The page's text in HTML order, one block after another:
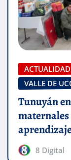
ACTUALIDAD
VALLE DE
Tunuyán
8 Digital